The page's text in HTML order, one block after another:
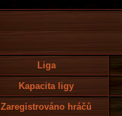
Liga
Kapacita ligy
Zaregistrováno hráčů